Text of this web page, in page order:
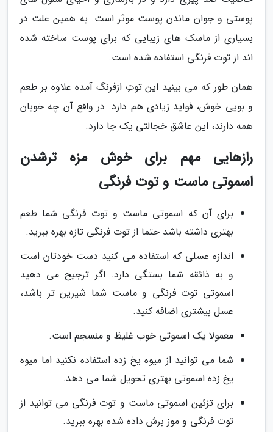
پوستی و جوان ماندن پوست موثر است. به همین علت در
بسیاری از ماسک های زیبایی که برای پوست ساخته شده
اند از توت فرنگی استفاده شده است.
همان طور که می بینید این توتِ ازفرنگ آمده علاوه بر طعم
و بویی خوش، فواید زیادی هم دارد. در واقع آن چه خوبان
همه دارند، این عاشق خجالتی یک جا دارد.
رازهایی مهم برای خوش مزه ترشدن
اسموتی ماست و توت فرنگی
برای آن که اسموتی ماست و توت فرنگی شما طعم
بهتری داشته باشد حتما از توت فرنگی تازه بهره ببرید.
اندازه عسلی که استفاده می کنید دست خودتان است
و به ذائقه شما بستگی دارد. اگر ترجیح می دهید
اسموتی توت فرنگی و ماست شما شیرین تر باشد،
عسل بیشتری اضافه کنید.
معمولا یک اسموتی خوب غلیظ و منسجم است.
شما می توانید از میوه یخ زده استفاده نکنید اما میوه
یخ زده اسموتی بهتری تحویل شما می دهد.
برای تزئین اسموتی ماست و توت فرنگی می توانید از
توت فرنگی و موز برش داده شده بهره ببرید.